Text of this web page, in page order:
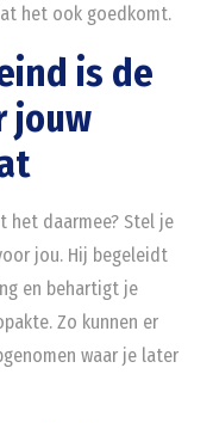
het ook goedkomt.
is de
jouw
het daarmee? Stel je
jou. Hij begeleidt
en behartigt je
Zo kunnen er
waar je later